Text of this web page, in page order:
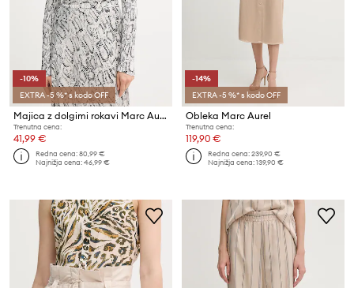
-10%
EXTRA -5 %* s kodo OFF
Majica z dolgimi rokavi Marc Aurel
Trenutna cena:
41,99 €
Redna cena:80,99 €
Najnižja cena:46,99 €
-14%
EXTRA -5 %* s kodo OFF
Obleka Marc Aurel
Trenutna cena:
119,90 €
Redna cena:239,90 €
Najnižja cena:139,90 €